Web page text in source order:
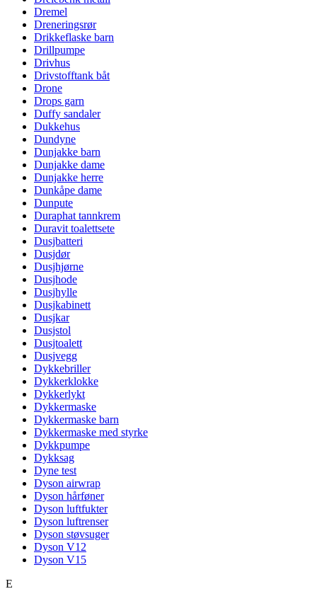
Dremel
Dreneringsrør
Drikkeflaske barn
Drillpumpe
Drivhus
Drivstofftank båt
Drone
Drops garn
Duffy sandaler
Dukkehus
Dundyne
Dunjakke barn
Dunjakke dame
Dunjakke herre
Dunkåpe dame
Dunpute
Duraphat tannkrem
Duravit toalettsete
Dusjbatteri
Dusjdør
Dusjhjørne
Dusjhode
Dusjhylle
Dusjkabinett
Dusjkar
Dusjstol
Dusjtoalett
Dusjvegg
Dykkebriller
Dykkerklokke
Dykkerlykt
Dykkermaske
Dykkermaske barn
Dykkermaske med styrke
Dykkpumpe
Dykksag
Dyne test
Dyson airwrap
Dyson hårføner
Dyson luftfukter
Dyson luftrenser
Dyson støvsuger
Dyson V12
Dyson V15
E